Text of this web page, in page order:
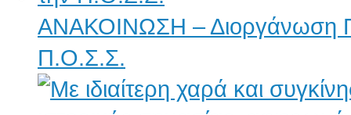
ΑΝΑΚΟΙΝΩΣΗ – Διοργάνωση
Π.Ο.Σ.Σ.